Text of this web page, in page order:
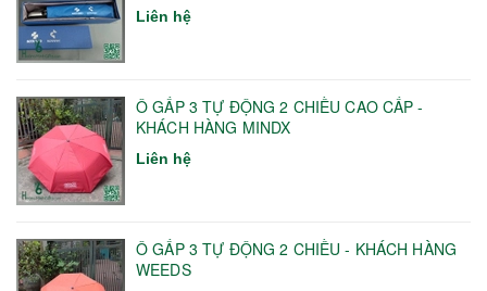
Liên hệ
Ô GẤP 3 TỰ ĐỘNG 2 CHIỀU CAO CẤP -
KHÁCH HÀNG MINDX
Liên hệ
Ô GẤP 3 TỰ ĐỘNG 2 CHIỀU - KHÁCH HÀNG
WEEDS